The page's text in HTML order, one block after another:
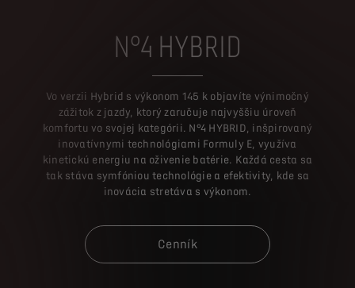
N°4 HYBRID
Vo verzii Hybrid s výkonom 145 k objavíte výnimočný
zážitok z jazdy, ktorý zaručuje najvyššiu úroveň
komfortu vo svojej kategórii. N°4 HYBRID, inšpirovaný
inovatívnymi technológiami Formuly E, využíva
kinetickú energiu na oživenie batérie. Každá cesta sa
tak stáva symfóniou technológie a efektivity, kde sa
inovácia stretáva s výkonom.
Cenník